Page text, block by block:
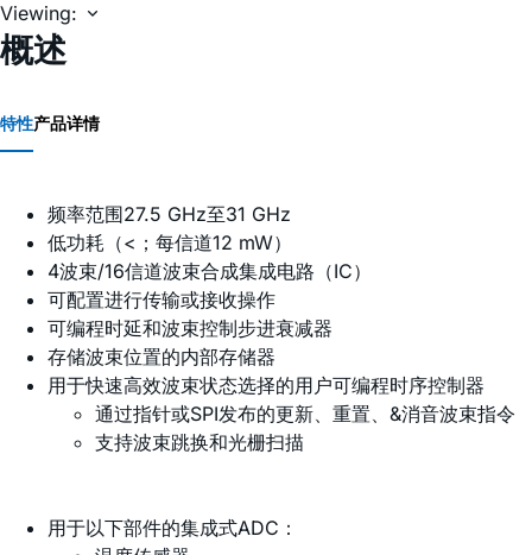
Viewing:
概述
特性产品详情
频率范围27.5 GHz至31 GHz
低功耗（<；每信道12 mW）
4波束/16信道波束合成集成电路（IC）
可配置进行传输或接收操作
可编程时延和波束控制步进衰减器
存储波束位置的内部存储器
用于快速高效波束状态选择的用户可编程时序控制器
通过指针或SPI发布的更新、重置、&消音波束指令
支持波束跳换和光栅扫描
用于以下部件的集成式ADC：